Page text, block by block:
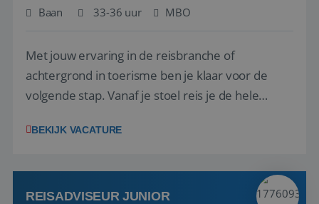
Baan
33-36 uur MBO
Met jouw ervaring in de reisbranche of
achtergrond in toerisme ben je klaar voor de
volgende stap. Vanaf je stoel reis je de hele
wensen van je team, je klant en wat er in de
klanten te overtuigen om die droomreis te
boeken! ...
BEKIJK VACATURE
REISADVISEUR JUNIOR